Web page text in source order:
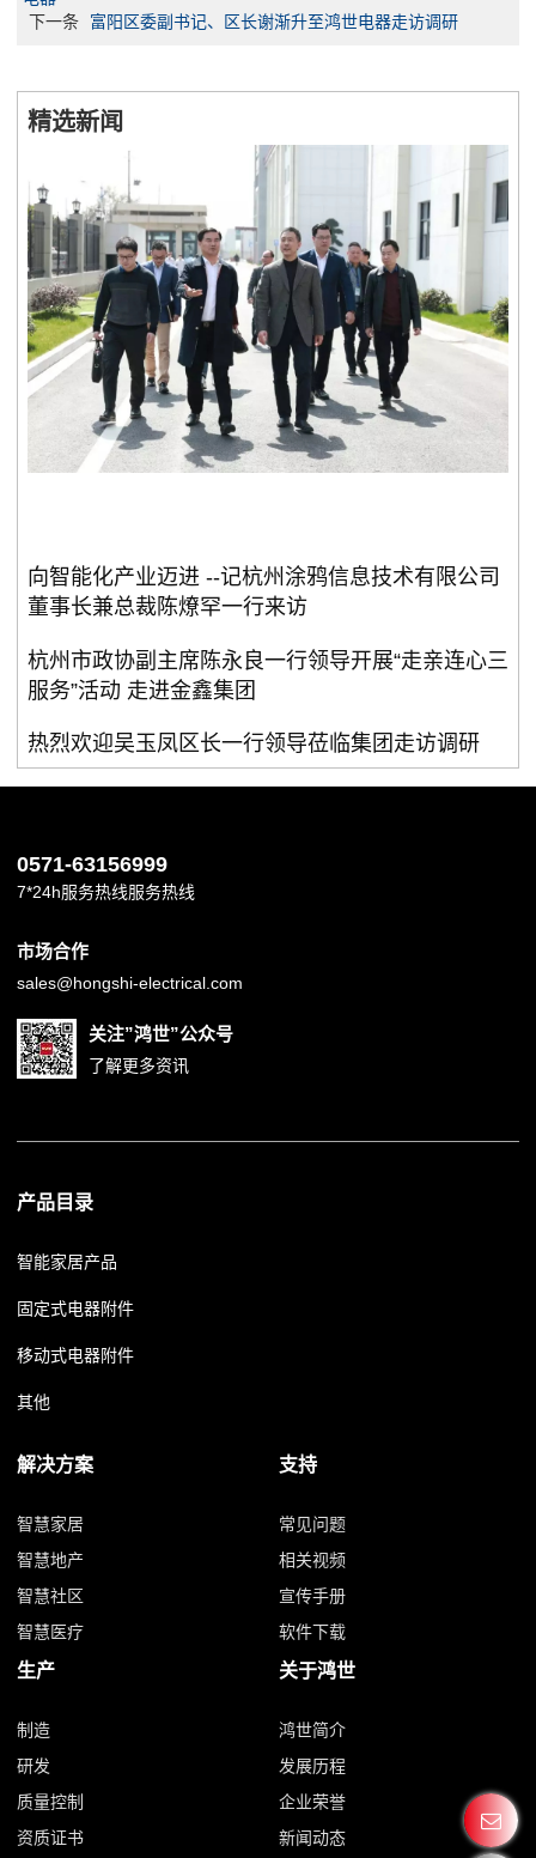
下一条
富阳区委副书记、区长谢渐升至鸿世电器走访调研
精选新闻
向智能化产业迈进 --记杭州涂鸦信息技术有限公司
董事长兼总裁陈燎罕一行来访
杭州市政协副主席陈永良一行领导开展“走亲连心三
服务”活动 走进金鑫集团
热烈欢迎吴玉凤区长一行领导莅临集团走访调研
0571-63156999
7*24h服务热线服务热线
市场合作
sales@hongshi-electrical.com
关注”鸿世”公众号
了解更多资讯
产品目录
智能家居产品
固定式电器附件
移动式电器附件
其他
解决方案
智慧家居
智慧地产
智慧社区
智慧医疗
支持
常见问题
相关视频
宣传手册
软件下载
生产
制造
研发
质量控制
资质证书
关于鸿世
鸿世简介
发展历程
企业荣誉
新闻动态